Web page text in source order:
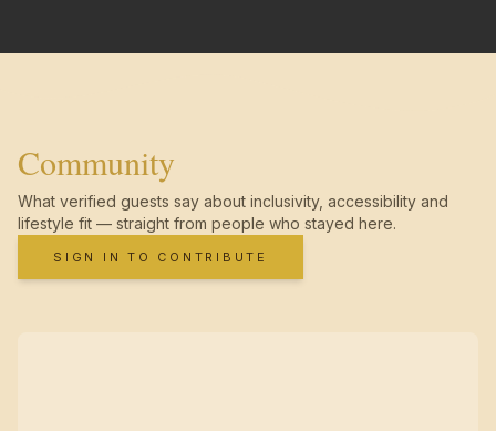
Community
What verified guests say about inclusivity, accessibility and
lifestyle fit — straight from people who stayed here.
SIGN IN TO CONTRIBUTE